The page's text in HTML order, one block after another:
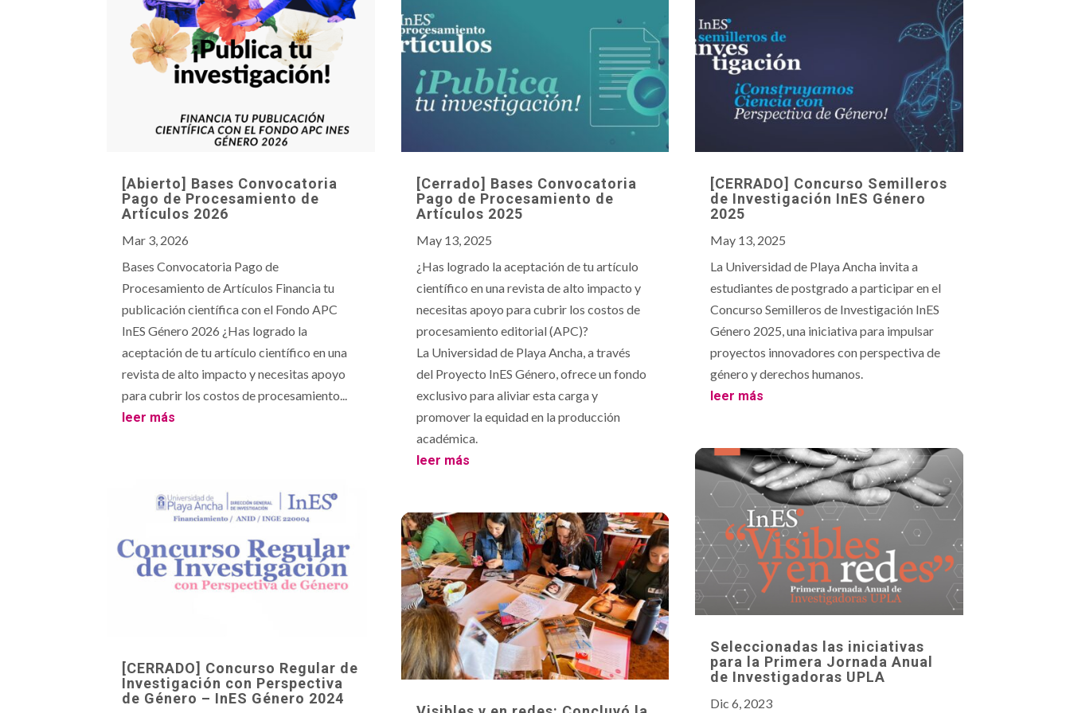
[Abierto] Bases Convocatoria
Pago de Procesamiento de
Artículos 2026
Mar 3, 2026
Bases Convocatoria Pago de
Procesamiento de Artículos Financia tu
publicación científica con el Fondo APC
InES Género 2026 ¿Has logrado la
aceptación de tu artículo científico en una
revista de alto impacto y necesitas apoyo
para cubrir los costos de procesamiento...
leer más
[CERRADO] Concurso Regular de
Investigación con Perspectiva
de Género – InES Género 2024
[Cerrado] Bases Convocatoria
Pago de Procesamiento de
Artículos 2025
May 13, 2025
¿Has logrado la aceptación de tu artículo
científico en una revista de alto impacto y
necesitas apoyo para cubrir los costos de
procesamiento editorial (APC)?
La Universidad de Playa Ancha, a través
del Proyecto InES Género, ofrece un fondo
exclusivo para aliviar esta carga y
promover la equidad en la producción
académica.
leer más
[CERRADO] Concurso Semilleros
de Investigación InES Género
2025
May 13, 2025
La Universidad de Playa Ancha invita a
estudiantes de postgrado a participar en el
Concurso Semilleros de Investigación InES
Género 2025, una iniciativa para impulsar
proyectos innovadores con perspectiva de
género y derechos humanos.
leer más
Seleccionadas las iniciativas
para la Primera Jornada Anual
de Investigadoras UPLA
Dic 6, 2023